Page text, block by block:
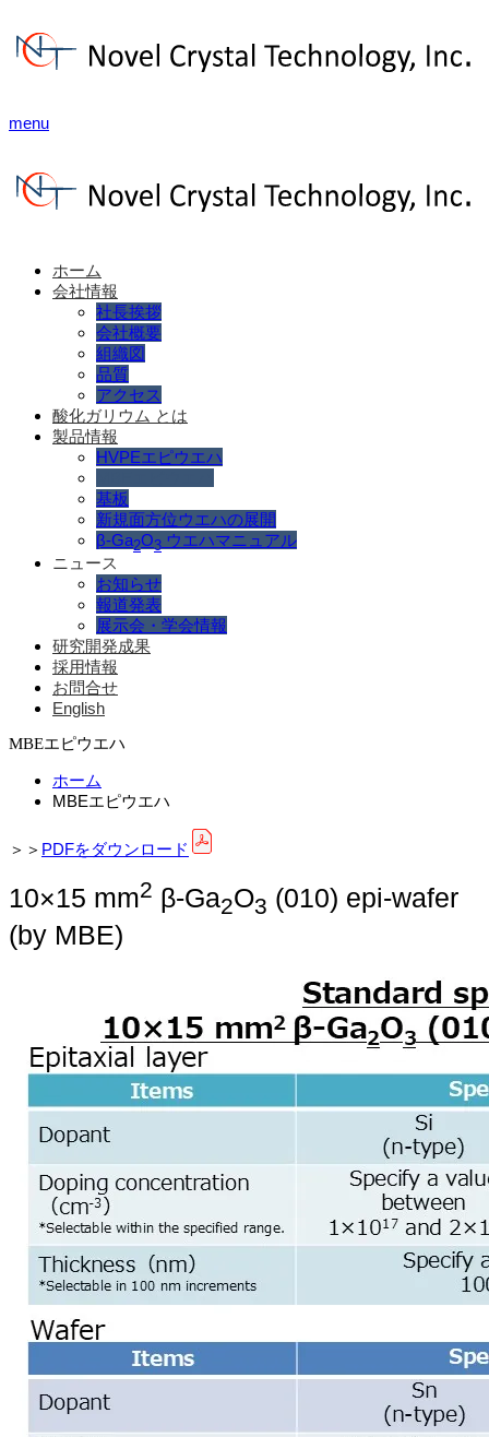
menu
ホーム
会社情報
社長挨拶
会社概要
組織図
品質
アクセス
酸化ガリウム とは
製品情報
HVPEエピウエハ
基板
新規面方位ウエハの展開
β-Ga2O3 ウエハマニュアル
ニュース
お知らせ
報道発表
展示会・学会情報
研究開発成果
採用情報
お問合せ
English
MBEエピウエハ
ホーム
MBEエピウエハ
＞＞ PDFをダウンロード
10×15 mm2 β-Ga2O3 (010) epi-wafer
(by MBE)